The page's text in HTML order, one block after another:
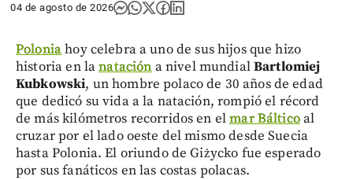
04 de agosto de 2026
Poloniahoy celebra a uno de sus hijos que hizo
historia en lanatación a nivel mundialBartlomiej
Kubkowski, un hombre polaco de 30 años de edad
que dedicó su vida a la natación, rompió el récord
de más kilómetros recorridos en elmar Bálticoal
cruzar por el lado oeste del mismo desde Suecia
hasta Polonia. El oriundo de Giżycko fue esperado
por sus fanáticos en las costas polacas.